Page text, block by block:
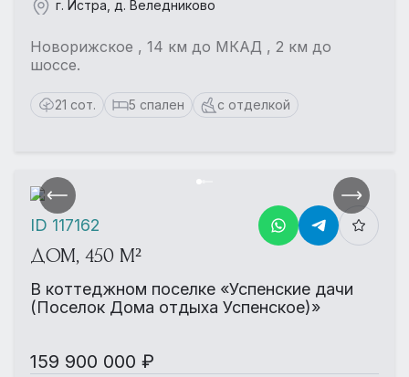
г. Истра, д. Веледниково
Новорижское , 14 км до МКАД , 2 км до
шоссе.
21 сот. 5 спален с отделкой
ДОМ, 450 М²
В коттеджном поселке «Успенские дачи
(Поселок Дома отдыха Успенское)»
159 900 000 ₽
ID 117162